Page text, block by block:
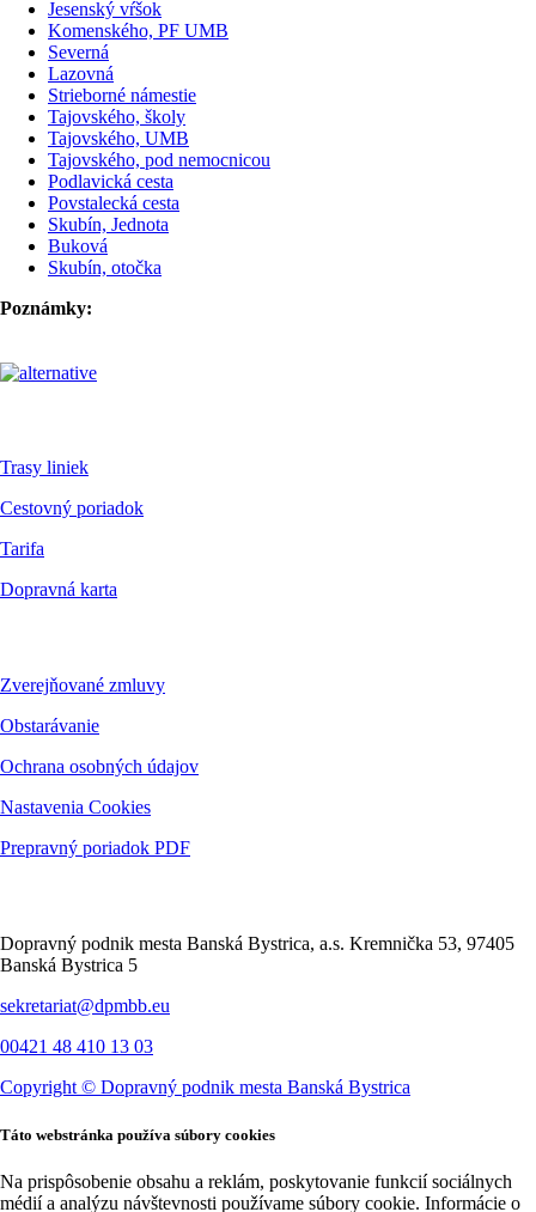
Jesenský vŕšok
Komenského, PF UMB
Severná
Lazovná
Strieborné námestie
Tajovského, školy
Tajovského, UMB
Tajovského, pod nemocnicou
Podlavická cesta
Povstalecká cesta
Skubín, Jednota
Buková
Skubín, otočka
Poznámky:
Trasy liniek
Cestovný poriadok
Tarifa
Dopravná karta
Zverejňované zmluvy
Obstarávanie
Ochrana osobných údajov
Nastavenia Cookies
Prepravný poriadok PDF
Dopravný podnik mesta Banská Bystrica, a.s. Kremnička 53, 97405
Banská Bystrica 5
sekretariat@dpmbb.eu
00421 48 410 13 03
Copyright © Dopravný podnik mesta Banská Bystrica
Táto webstránka používa súbory cookies
Na prispôsobenie obsahu a reklám, poskytovanie funkcií sociálnych
médií a analýzu návštevnosti používame súbory cookie. Informácie o